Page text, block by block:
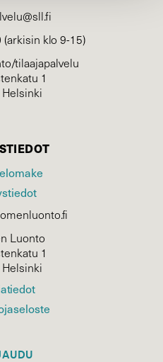
(arkisin klo 9-15)
tilaajapalvelu
1
Luonto
1